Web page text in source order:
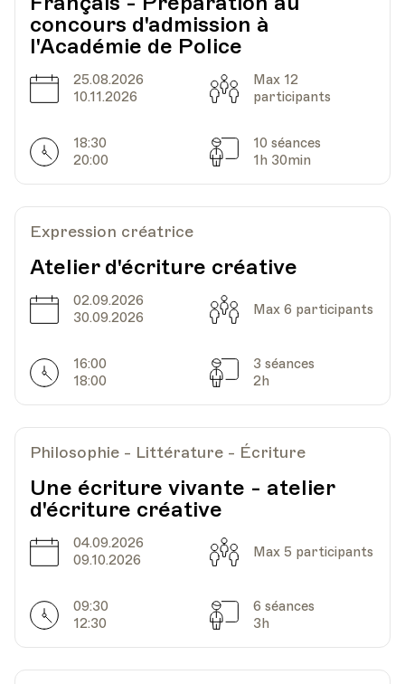
concours d'admission à
l'Académie de Police
Date
25.08.2026
10.11.2026
Capacité
Max 12
participants
Horarires
18:30
20:00
Séances
10 séances
1h 30min
Expression créatrice
Atelier d'écriture créative
Date
02.09.2026
30.09.2026
Capacité
Max 6 participants
Horarires
16:00
18:00
Séances
3 séances
2h
Philosophie - Littérature - Écriture
Une écriture vivante - atelier
d'écriture créative
Date
04.09.2026
09.10.2026
Capacité
Max 5 participants
Horarires
09:30
12:30
Séances
6 séances
3h